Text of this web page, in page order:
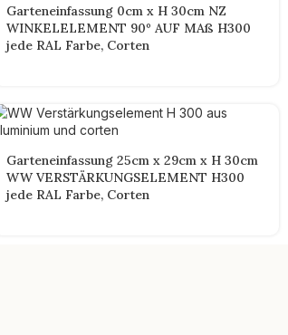
Garteneinfassung 0cm x H 30cm NZ
WINKELELEMENT 90º AUF MAß H300
jede RAL Farbe, Corten
Garteneinfassung 25cm x 29cm x H 30cm
WW VERSTÄRKUNGSELEMENT H300
jede RAL Farbe, Corten